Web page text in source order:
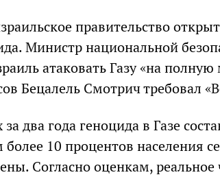
правительство
Министр национальной
атаковать Газу «на
Бецалель Смотрич требовал
два года геноцида в Газе
10 процентов населения
Согласно оценкам,